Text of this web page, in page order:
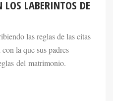
las reglas de las citas
la que sus padres
del matrimonio.